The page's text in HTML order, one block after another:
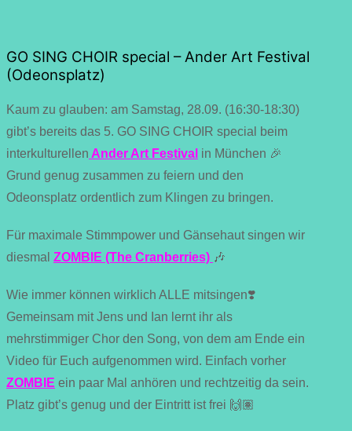
GO SING CHOIR special – Ander Art Festival
(Odeonsplatz)
Kaum zu glauben: am Samstag, 28.09. (16:30-18:30)
gibt’s bereits das 5. GO SING CHOIR special beim
interkulturellen Ander Art Festival in München 🎉
Grund genug zusammen zu feiern und den
Odeonsplatz ordentlich zum Klingen zu bringen.
Für maximale Stimmpower und Gänsehaut singen wir
diesmal ZOMBIE (The Cranberries) 🎶
Wie immer können wirklich ALLE mitsingen❣️
Gemeinsam mit Jens und Ian lernt ihr als
mehrstimmiger Chor den Song, von dem am Ende ein
Video für Euch aufgenommen wird. Einfach vorher
ZOMBIE ein paar Mal anhören und rechtzeitig da sein.
Platz gibt’s genug und der Eintritt ist frei 🙌🏽